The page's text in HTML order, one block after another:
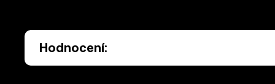
Hodnocení: